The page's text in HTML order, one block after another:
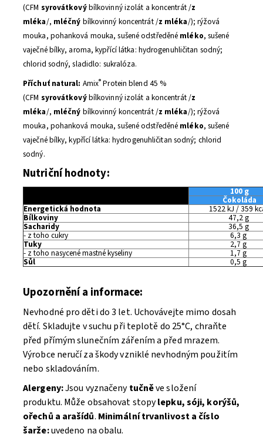
(CFM syrovátkovýbílkovinný izolát a koncentrát /z
mléka/, mléčný bílkovinný koncentrát /z mléka/); rýžová
mouka, pohanková mouka, sušené odstředěné mléko, sušené
vaječné bílky, aroma, kypřící látka: hydrogenuhličitan sodný;
chlorid sodný, sladidlo: sukralóza.
Příchuť natural: Amix® Protein blend 45 %
(CFM syrovátkovýbílkovinný izolát a koncentrát /z
mléka/, mléčný bílkovinný koncentrát /z mléka/); rýžová
mouka, pohanková mouka, sušené odstředěné mléko, sušené
vaječné bílky, kypřící látka: hydrogenuhličitan sodný; chlorid
sodný.
Nutriční hodnoty:
100 g
Čokoláda
Energetická hodnota 1522 kJ / 359
Bílkoviny 47,2 g
Sacharidy 36,5 g
- z toho cukry 6,3 g
Tuky 2,7 g
- z toho nasycené mastné kyseliny 1,7 g
Sůl 0,5 g
Upozornění a informace:
Nevhodné pro děti do 3 let. Uchovávejte mimo dosah
dětí. Skladujte v suchu při teplotě do 25°C, chraňte
před přímým slunečním zářením a před mrazem.
Výrobce neručí za škody vzniklé nevhodným použitím
nebo skladováním.
Alergeny:Jsou vyznačenytučněve složení
produktu. Může obsahovat stopylepku, sóji, korýšů,
ořechů a arašídů. Minimální trvanlivost a číslo
šarže:uvedeno na obalu.